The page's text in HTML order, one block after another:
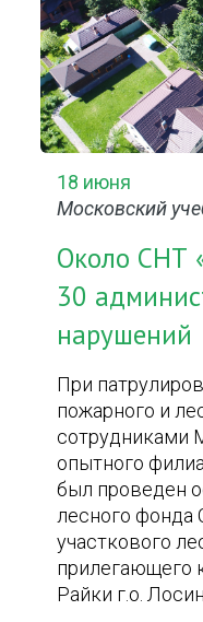
18 июня
Московский
Около СНТ
30
нарушений
При
пожарного и
сотрудниками
опытного
был проведен
лесного фонда
участкового
прилегающего
Райки г.о.